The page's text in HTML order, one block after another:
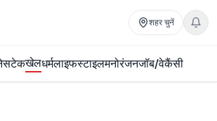
शहर चुनें
टेकखेलधर्मलाइफस्टाइलमनोरंजनजॉब/वेकैंसी